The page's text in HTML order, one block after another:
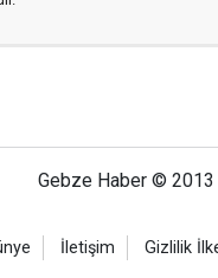
Gebze Haber © 2013
İletişim Gizlilik